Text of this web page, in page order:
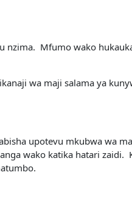
nzima. Mfumo wako
wa maji salama ya
upotevu mkubwa wa
wako katika hatari zaidi.